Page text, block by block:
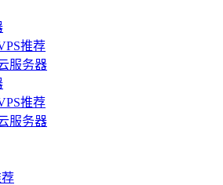
推荐
服务器
推荐
服务器